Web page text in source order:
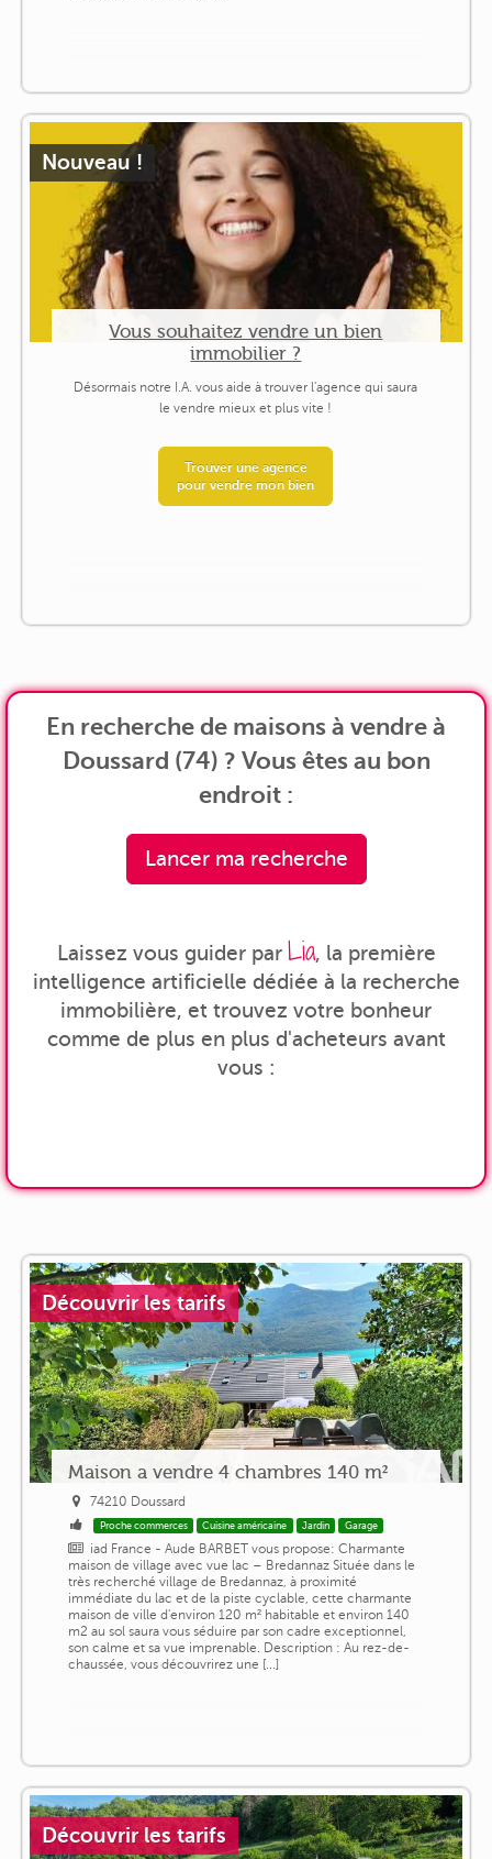
Nouveau !
Vous souhaitez vendre un bien
immobilier ?
Désormais notre I.A. vous aide à trouver l'agence qui saura
le vendre mieux et plus vite !
Trouver une agence
pour vendre mon bien
En recherche de maisons à vendre à
Doussard (74) ? Vous êtes au bon
endroit :
Lancer ma recherche
Laissez vous guider par Lia, la première
intelligence artificielle dédiée à la recherche
immobilière, et trouvez votre bonheur
comme de plus en plus d'acheteurs avant
vous :
Découvrir les tarifs
Maison a vendre 4 chambres 140 m²
74210 Doussard
Proche commerces Cuisine américaine Jardin Garage
iad France - Aude BARBET vous propose: Charmante
maison de village avec vue lac – Bredannaz Située dans le
très recherché village de Bredannaz, à proximité
immédiate du lac et de la piste cyclable, cette charmante
maison de ville d'environ 120 m² habitable et environ 140
m2 au sol saura vous séduire par son cadre exceptionnel,
son calme et sa vue imprenable. Description : Au rez-de-
chaussée, vous découvrirez une [...]
Découvrir les tarifs